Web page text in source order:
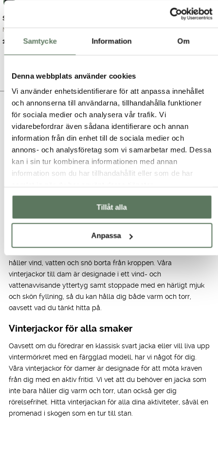
Samtycke Information Om
Denna webbplats använder cookies
Vi använder enhetsidentifierare för att anpassa innehållet
och annonserna till användarna, tillhandahålla funktioner
för sociala medier och analysera vår trafik. Vi
vidarebefordrar även sådana identifierare och annan
information från din enhet till de sociala medier och
annons- och analysföretag som vi samarbetar med. Dessa
kan i sin tur kombinera informationen med annan
information som du har tillhandahållit eller som de har
Tillåt alla
Anpassa
Skidjacka Dam
Margot 2.0 Jacket ...
1,699.00
Det
1,699.00 kr.
1,099.00kr
Det
1,099.00 kr.
Hitta din perfekta vinterjacka hos
oss
När temperaturen sjunker och vintern närmar sig är det dags
att uppdatera garderoben med en varm och skön vinterjacka.
Tuxer har ett brett urval av vinterjackor som kombinerar
funktion, stil och komfort. Välj mellan korta, halvlånga och
Håll dig torr och varm hela vintern
kalla, soliga och snötäckta dagar. Men den brukar även bjuda
håller vind, vatten och snö borta från kroppen. Våra
vinterjackor till dam är designade i ett vind- och
vattenavvisande yttertyg samt stoppade med en härligt mjuk
och skön fyllning, så du kan hålla dig både varm och torr,
oavsett vad du tänkt hitta på.
Vinterjackor för alla smaker
Oavsett om du föredrar en klassisk svart jacka eller vill liva upp
vintermörkret med en färgglad modell, har vi något för dig.
Våra vinterjackor för damer är designade för att möta kraven
från dig med en aktiv fritid. Vi vet att du behöver en jacka som
inte bara håller dig varm och torr, utan också ger dig
rörelsefrihet. Hitta vinterjackan för alla dina aktiviteter, såväl en
promenad i skogen som en tur till stan.